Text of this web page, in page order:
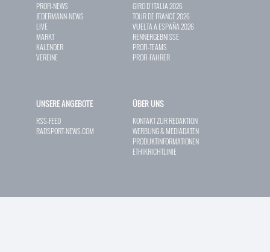
PROFI-NEWS
JEDERMANN-NEWS
LIVE
MARKT
KALENDER
VEREINE
GIRO D`ITALIA 2026
TOUR DE FRANCE 2026
VUELTA A ESPAÑA 2026
RENNERGEBNISSE
PROFI-TEAMS
PROFI-FAHRER
UNSERE ANGEBOTE
RSS-FEED
RADSPORT-NEWS.COM
ÜBER UNS
KONTAKT ZUR REDAKTION
WERBUNG & MEDIADATEN
PRODUKTINFORMATIONEN
ETHIKRICHTLINIE